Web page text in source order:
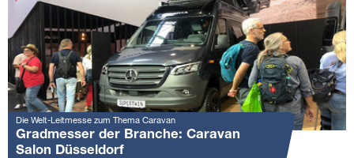
Die Welt-Leitmesse zum Thema Caravan
Gradmesser der Branche: Caravan
Salon Düsseldorf